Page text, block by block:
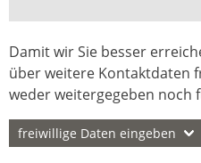
Damit wir Sie besser
über weitere Kontaktdaten
weder weitergegeben noch
freiwillige Daten eingeben